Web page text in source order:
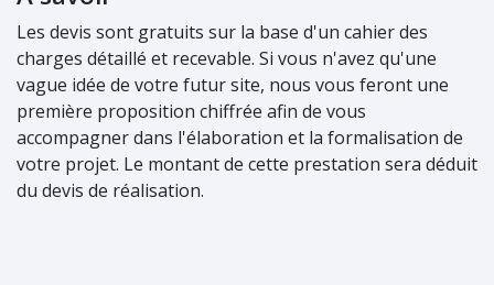
Les devis sont gratuits sur la base d'un cahier des
charges détaillé et recevable. Si vous n'avez qu'une
vague idée de votre futur site, nous vous feront une
première proposition chiffrée afin de vous
accompagner dans l'élaboration et la formalisation de
votre projet. Le montant de cette prestation sera déduit
du devis de réalisation.